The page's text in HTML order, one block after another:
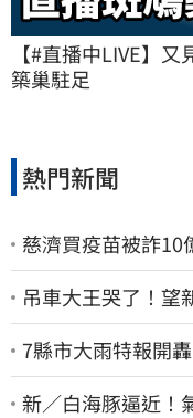
【#直播中LIVE】
築巢駐足
熱門新聞
慈濟買疫苗被詐
吊車大王哭了！望
7縣市大雨特報開
新／白海豚逼近！